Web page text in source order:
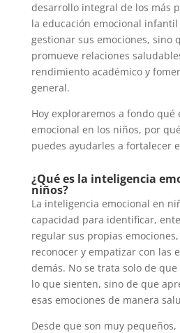
desarrollo integral de los más
la educación emocional infantil
gestionar sus emociones, sino
promueve relaciones
rendimiento académico y
general.
Hoy exploraremos a fondo qué
emocional en los niños, por
puedes ayudarles a fortalecer
¿Qué es la inteligencia
niños?
La inteligencia emocional en
capacidad para identificar,
regular sus propias
reconocer y empatizar con las
demás. No se trata solo de
lo que sienten, sino de que
esas emociones de manera
Desde que son muy pequeños,